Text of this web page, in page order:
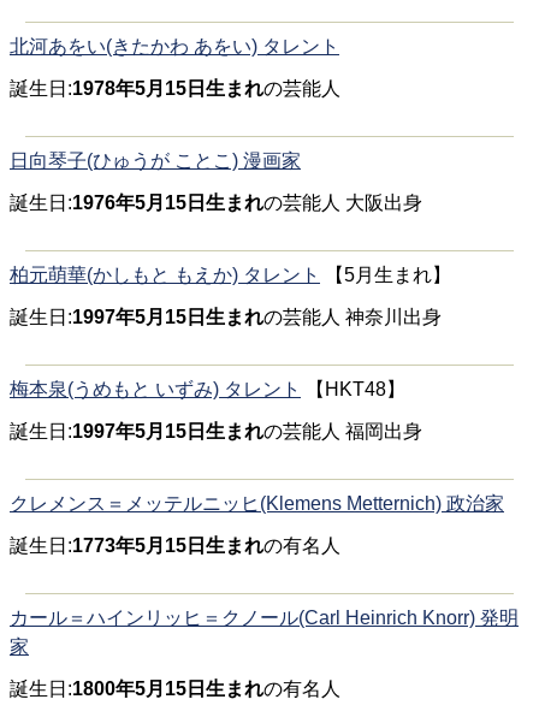
北河あをい(きたかわ あをい) タレント
誕生日:1978年5月15日生まれの芸能人
日向琴子(ひゅうが ことこ) 漫画家
誕生日:1976年5月15日生まれの芸能人 大阪出身
柏元萌華(かしもと もえか) タレント 【5月生まれ】
誕生日:1997年5月15日生まれの芸能人 神奈川出身
梅本泉(うめもと いずみ) タレント 【HKT48】
誕生日:1997年5月15日生まれの芸能人 福岡出身
クレメンス＝メッテルニッヒ(Klemens Metternich) 政治家
誕生日:1773年5月15日生まれの有名人
カール＝ハインリッヒ＝クノール(Carl Heinrich Knorr) 発明
家
誕生日:1800年5月15日生まれの有名人